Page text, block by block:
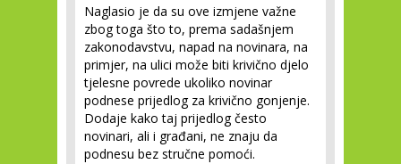
Naglasio je da su ove izmjene važne
zbog toga što to, prema sadašnjem
zakonodavstvu, napad na novinara, na
primjer, na ulici može biti krivično djelo
tjelesne povrede ukoliko novinar
podnese prijedlog za krivično gonjenje.
Dodaje kako taj prijedlog često
novinari, ali i građani, ne znaju da
podnesu bez stručne pomoći.